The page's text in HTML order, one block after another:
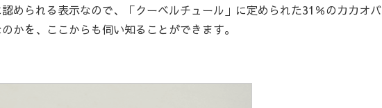
められる表示なので、「クーベルチュール」に定められた31％のカカオバ
かを、ここからも伺い知ることができます。